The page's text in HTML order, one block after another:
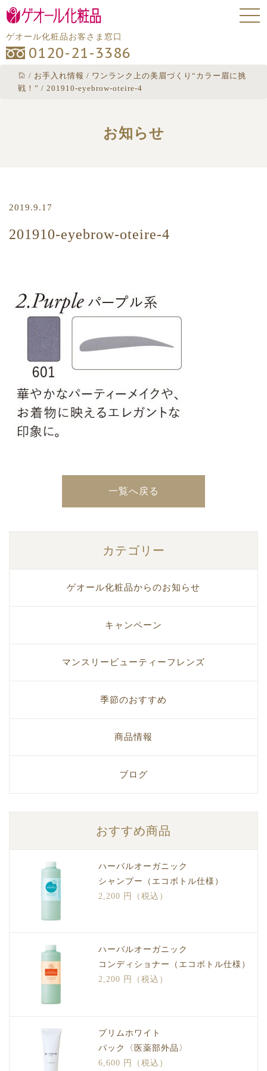
ゲオール化粧品お客さま窓口
0120-21-3386
/ お手入れ情報 / ワンランク上の美眉づくり“カラー眉に挑
戦！” / 201910-eyebrow-oteire-4
お知らせ
2019.9.17
201910-eyebrow-oteire-4
一覧へ戻る
カテゴリー
ゲオール化粧品からのお知らせ
キャンペーン
マンスリービューティーフレンズ
季節のおすすめ
商品情報
ブログ
おすすめ商品
ハーバルオーガニック
シャンプー（エコボトル仕様）
2,200 円（税込）
ハーバルオーガニック
コンディショナー（エコボトル仕様）
2,200 円（税込）
プリムホワイト
パック〈医薬部外品〉
6,600 円（税込）